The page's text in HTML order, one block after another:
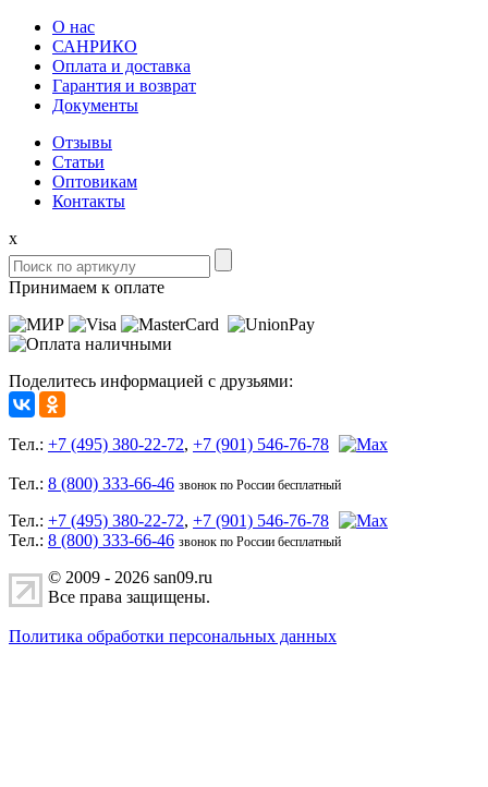
О нас
САНРИКО
Оплата и доставка
Гарантия и возврат
Документы
Отзывы
Статьи
Оптовикам
Контакты
x
Принимаем к оплате
Поделитесь информацией с друзьями:
Тел.: +7 (495) 380-22-72, +7 (901) 546-76-78
Тел.: 8 (800) 333-66-46 звонок по России бесплатный
Тел.: +7 (495) 380-22-72, +7 (901) 546-76-78
Тел.: 8 (800) 333-66-46 звонок по России бесплатный
© 2009 - 2026 san09.ru
Все права защищены.
Политика обработки персональных данных